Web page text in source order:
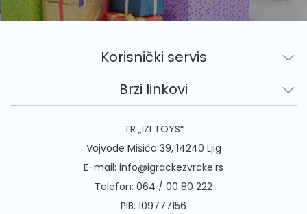
Korisnički servis
Brzi linkovi
TR „IZI TOYS“
Vojvode Mišića 39, 14240 Ljig
E-mail: info@igrackezvrcke.rs
Telefon: 064 / 00 80 222
PIB: 109777156